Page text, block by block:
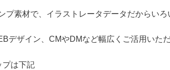
プ素材で、イラストレータデータだからいろ
デザイン、CMやDMなど幅広くご活用いた
プは下記